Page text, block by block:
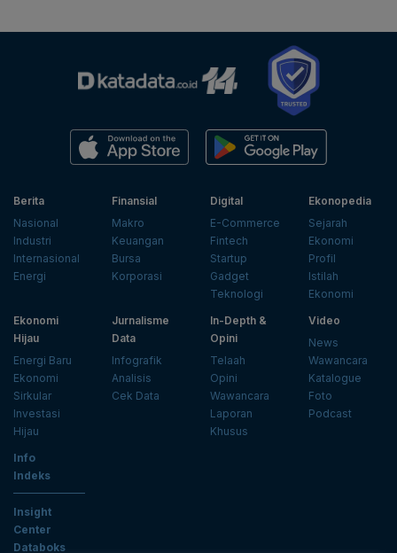
Berita
Nasional
Industri
Internasional
Energi
Finansial
Makro
Keuangan
Bursa
Korporasi
Digital
E-Commerce
Fintech
Startup
Gadget
Teknologi
Ekonopedia
Sejarah
Ekonomi
Profil
Istilah
Ekonomi
Ekonomi
Hijau
Energi Baru
Ekonomi
Sirkular
Investasi
Hijau
Jurnalisme
Data
Infografik
Analisis
Cek Data
In-Depth &
Opini
Telaah
Opini
Wawancara
Laporan
Khusus
Video
News
Wawancara
Katalogue
Foto
Podcast
Info
Indeks
Insight
Center
Databoks